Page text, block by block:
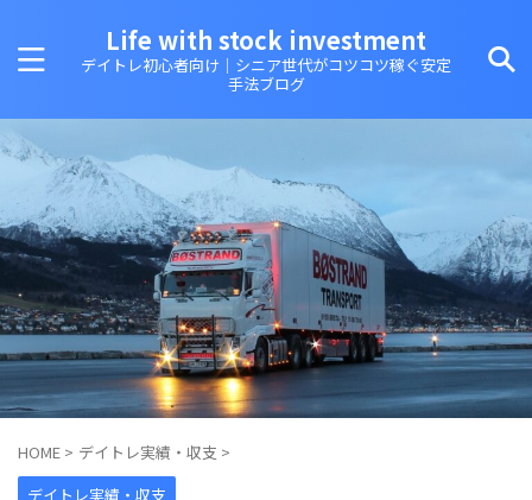
Life with stock investment
デイトレ初心者向け｜シニア世代がコツコツ稼ぐ安定
手法ブログ
HOME > デイトレ実績・収支 >
デイトレ実績・収支